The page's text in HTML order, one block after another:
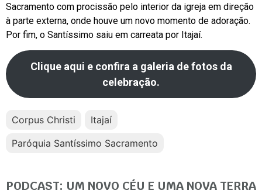
Sacramento com procissão pelo interior da igreja em direção
à parte externa, onde houve um novo momento de adoração.
Por fim, o Santíssimo saiu em carreata por Itajaí.
Clique aqui e confira a galeria de fotos da
celebração.
Corpus Christi
Itajaí
Paróquia Santíssimo Sacramento
PODCAST: UM NOVO CÉU E UMA NOVA TERRA